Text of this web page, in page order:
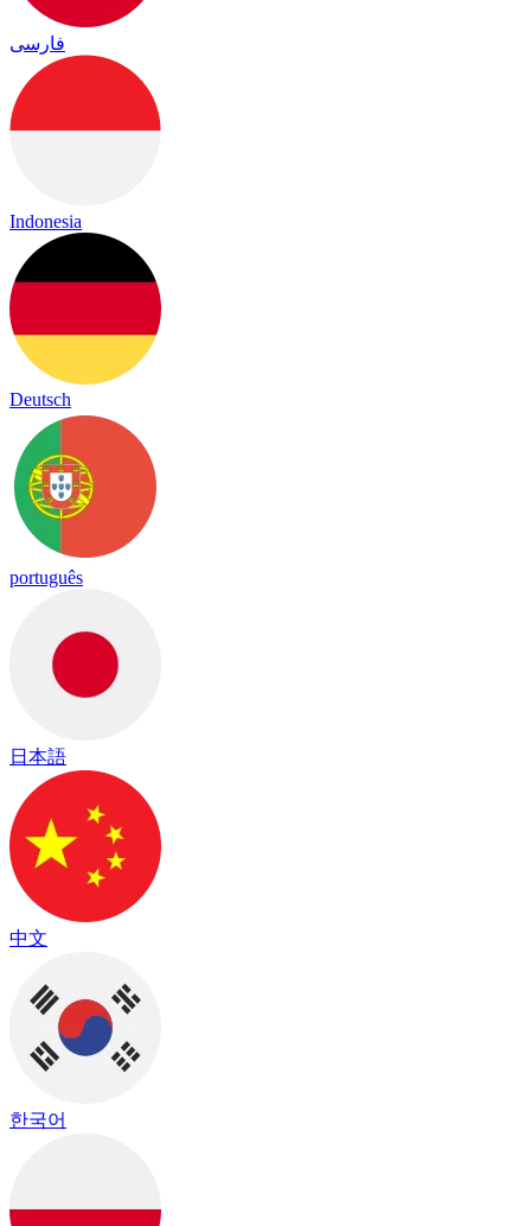
فارسی
Indonesia
Deutsch
português
日本語
中文
한국어